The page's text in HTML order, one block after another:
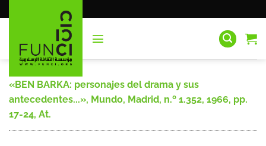
al
«BEN BARKA: personajes del drama y sus
antecedentes...», Mundo, Madrid, n.º 1.352, 1966, pp.
17-24, At.